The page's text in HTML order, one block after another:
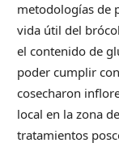
metodologías de
vida útil del
el contenido de
poder cumplir
cosecharon
local en la zona
tratamientos